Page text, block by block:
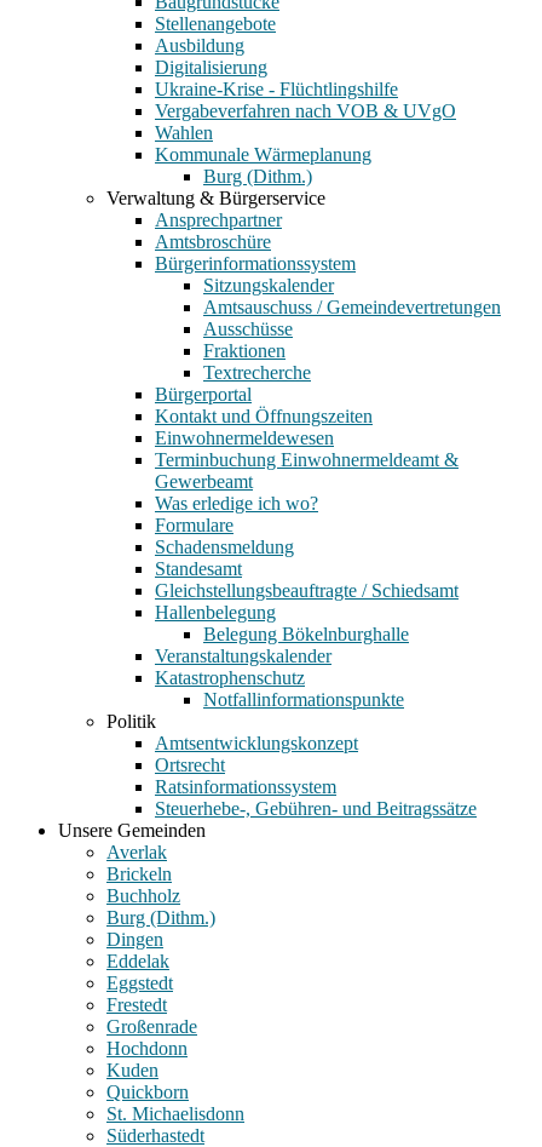
Stellenangebote
Ausbildung
Digitalisierung
Ukraine-Krise - Flüchtlingshilfe
Vergabeverfahren nach VOB & UVgO
Wahlen
Kommunale Wärmeplanung
Burg (Dithm.)
Verwaltung & Bürgerservice
Ansprechpartner
Amtsbroschüre
Bürgerinformationssystem
Sitzungskalender
Amtsauschuss / Gemeindevertretungen
Ausschüsse
Fraktionen
Textrecherche
Bürgerportal
Kontakt und Öffnungszeiten
Einwohnermeldewesen
Terminbuchung Einwohnermeldeamt &
Gewerbeamt
Was erledige ich wo?
Formulare
Schadensmeldung
Standesamt
Gleichstellungsbeauftragte / Schiedsamt
Hallenbelegung
Belegung Bökelnburghalle
Veranstaltungskalender
Katastrophenschutz
Notfallinformationspunkte
Politik
Amtsentwicklungskonzept
Ortsrecht
Ratsinformationssystem
Steuerhebe-, Gebühren- und Beitragssätze
Unsere Gemeinden
Averlak
Brickeln
Buchholz
Burg (Dithm.)
Dingen
Eddelak
Eggstedt
Frestedt
Großenrade
Hochdonn
Kuden
Quickborn
St. Michaelisdonn
Süderhastedt